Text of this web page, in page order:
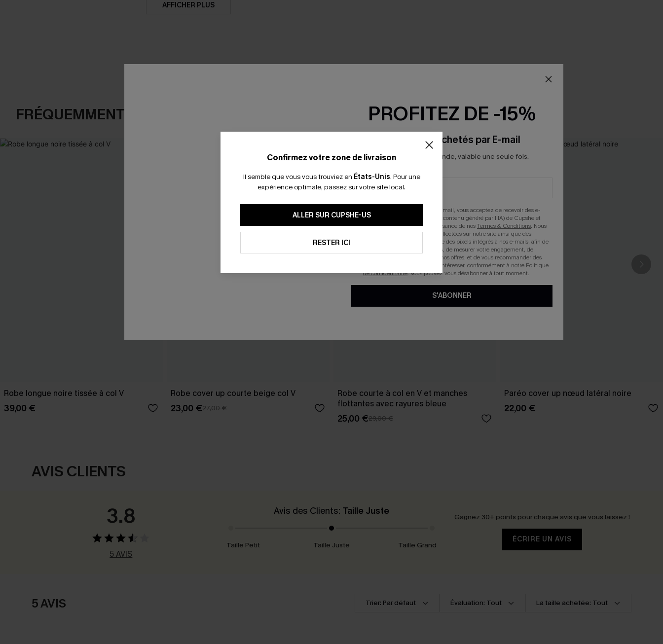
AFFICHER PLUS
FRÉQUEMMENT ACHETÉS ENSEMBLE
Robe longue noire tissée à col V
39,00 €
Robe cover up courte beige col V
23,00 €27,00 €
Robe courte à col en V et manches
flottantes avec rayures bleue
25,00 €29,00 €
Paréo cover up nœud latéral noire
22,00 €
AVIS CLIENTS
3.8
5 AVIS
Avis des Clients: Taille Juste
Taille Petit Taille Juste Taille Grand
Gagnez 30+ points pour chaque avis que vous laissez !
ÉCRIRE UN AVIS
5 AVIS Trier: Par défaut Évaluation: Tout La taille achetée: Tout
Confirmez votre zone de livraison
Il semble que vous vous trouviez en États-Unis. Pour une
expérience optimale, passez sur votre site local.
ALLER SUR CUPSHE-US
RESTER ICI
PROFITEZ DE -15%
-15% dès 2 Achetés par E-mail
*Un code par commande, valable une seule fois.
En soumettant votre adresse e-mail, vous acceptez de recevoir des e-
mails marketing (y compris du contenu généré par l'IA) de Cupshe et
reconnaissez avoir pris connaissance de nosTermes & Conditions. Nous
pouvons utiliser les données collectées sur notre site ainsi que des
technologies de suivi, telles que des pixels intégrés à nos e-mails, afin de
savoir si ceux-ci ont été ouverts, de mesurer votre engagement, de
personnaliser nos contenus et nos offres, et de vous recommander des
produits susceptibles de vous intéresser, conformément à notre Politique
de confidentialité. Vous pouvez vous désabonner à tout moment.
S'ABONNER